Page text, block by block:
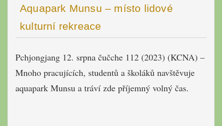
Aquapark Munsu – místo lidové
kulturní rekreace
Pchjongjang 12. srpna čučche 112 (2023) (KCNA) –
Mnoho pracujících, studentů a školáků navštěvuje
aquapark Munsu a tráví zde příjemný volný čas.